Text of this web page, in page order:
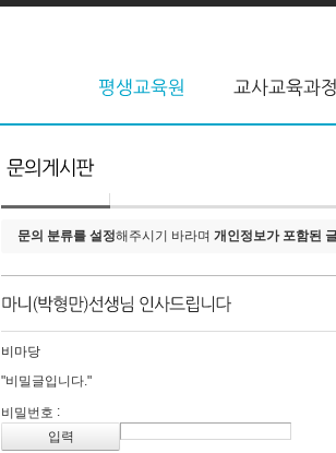
문의 분류를 설정해주시기 바라며 개인정보가 포함된
비마당
"비밀글입니다."
비밀번호 :